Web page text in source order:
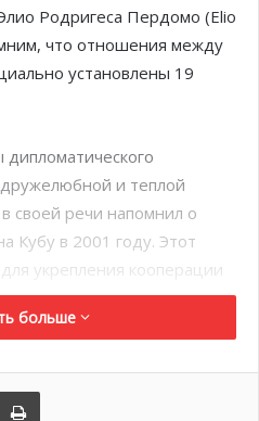
Родригеса Пердомо (Elio
что отношения между
установлены 19
и теплой
своей речи напомнил о
Кубу в 2001 году. Этот
укрепления кооперации
и спорта.
отметив проведениеБала
была связана с
больше
электронной почте Распечатать